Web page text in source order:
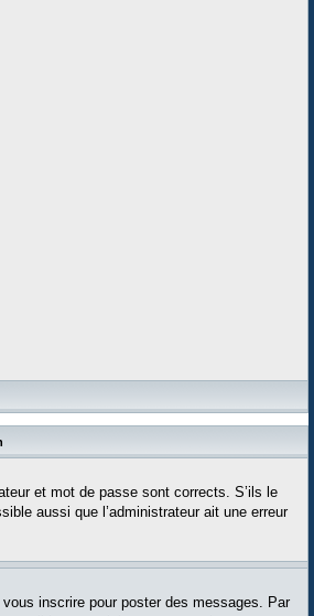
et mot de passe sont corrects. S’ils le
aussi que l’administrateur ait une erreur
inscrire pour poster des messages. Par